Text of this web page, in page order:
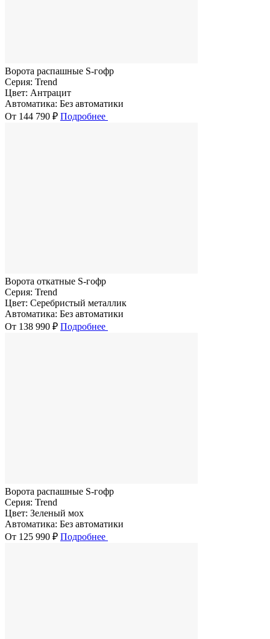
Ворота распашные S-гофр
Серия: Trend
Цвет: Антрацит
Автоматика: Без автоматики
От 144 790 ₽ Подробнее
Ворота откатные S-гофр
Серия: Trend
Цвет: Серебристый металлик
Автоматика: Без автоматики
От 138 990 ₽ Подробнее
Ворота распашные S-гофр
Серия: Trend
Цвет: Зеленый мох
Автоматика: Без автоматики
От 125 990 ₽ Подробнее